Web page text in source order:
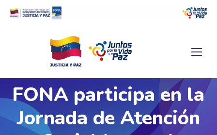
FONA participa en la
Jornada de Atención